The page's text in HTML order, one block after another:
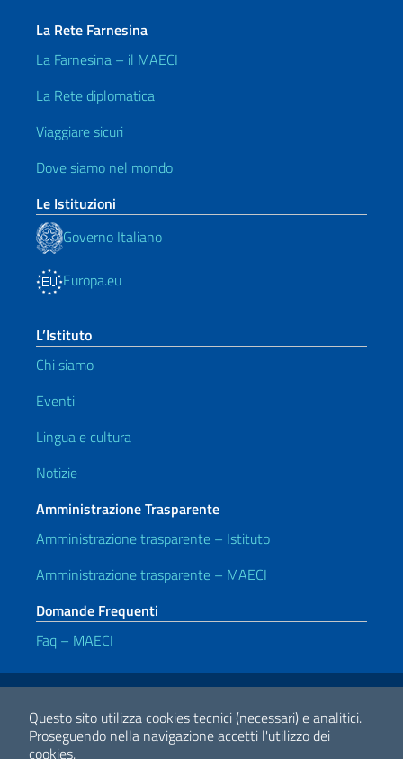
Questo sito utilizza cookies tecnici (necessari) e analitici.
Proseguendo nella navigazione accetti l'utilizzo dei
cookies.
La Rete Farnesina
La Farnesina – il MAECI
La Rete diplomatica
Viaggiare sicuri
Dove siamo nel mondo
Le Istituzioni
Governo Italiano
Europa.eu
L’Istituto
Chi siamo
Eventi
Lingua e cultura
Notizie
Amministrazione Trasparente
Amministrazione trasparente – Istituto
Amministrazione trasparente – MAECI
Domande Frequenti
Faq – MAECI
Link Utili